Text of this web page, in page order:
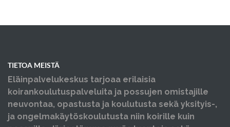
TIETOA MEISTÄ
Eläinpalvelukeskus tarjoaa erilaisia
koirankoulutuspalveluita ja possujen omistajille
neuvontaa, opastusta ja koulutusta sekä yksityis-,
ja ongelmakäytöskoulutusta niin koirille kuin